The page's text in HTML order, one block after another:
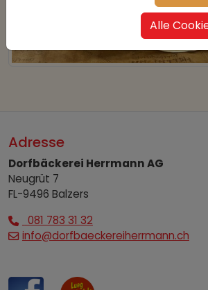
Adresse
Dorfbäckerei Herrmann AG
Neugrüt 7
FL-9496 Balzers
081 783 31 32
info@dorfbaeckereiherrmann.ch
Alle